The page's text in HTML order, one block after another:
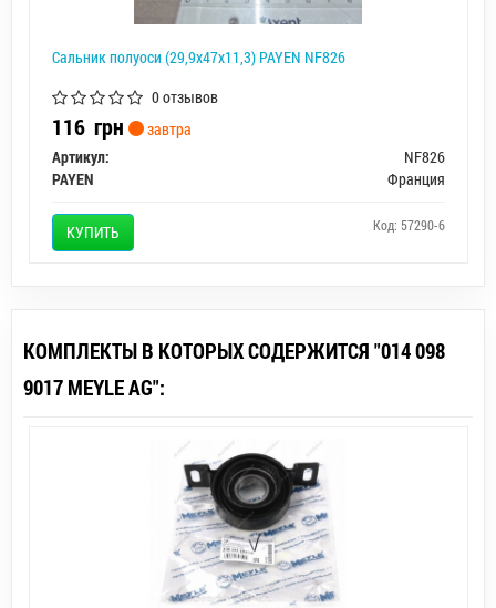
Сальник полуоси (29,9х47х11,3) PAYEN NF826
0 отзывов
116 грн
завтра
Артикул:
NF826
PAYEN
Франция
КУПИТЬ Код: 57290-6
КОМПЛЕКТЫ В КОТОРЫХ СОДЕРЖИТСЯ "014 098
9017 MEYLE AG":